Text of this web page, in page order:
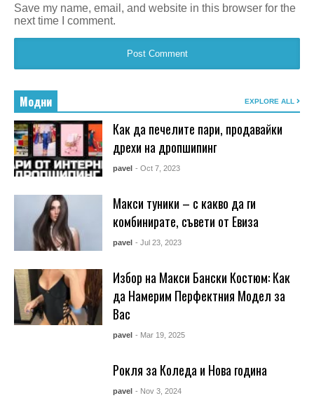
Save my name, email, and website in this browser for the
next time I comment.
Модни EXPLORE ALL
Как да печелите пари, продавайки
дрехи на дропшипинг
pavel - Oct 7, 2023
Макси туники – с какво да ги
комбинирате, съвети от Евиза
pavel - Jul 23, 2023
Избор на Макси Бански Костюм: Как
да Намерим Перфектния Модел за
Вас
pavel - Mar 19, 2025
Рокля за Коледа и Нова година
pavel - Nov 3, 2024